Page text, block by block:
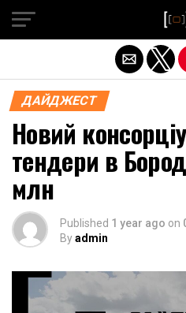
ДАЙДЖЕСТ
Новий
тендери в
млн
Published 1 year ago on
Byadmin
Exit